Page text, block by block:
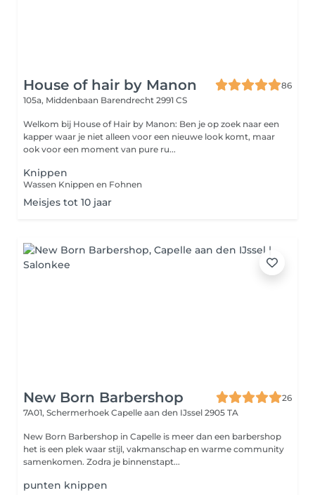
House of hair by Manon
86
105a, Middenbaan Barendrecht 2991 CS
Welkom bij House of Hair by Manon: Ben je op zoek naar een
kapper waar je niet alleen voor een nieuwe look komt, maar
ook voor een moment van pure ru...
Knippen
Wassen Knippen en Fohnen
Meisjes tot 10 jaar
New Born Barbershop
26
7A01, Schermerhoek Capelle aan den IJssel 2905 TA
New Born Barbershop in Capelle is meer dan een barbershop
het is een plek waar stijl, vakmanschap en warme community
samenkomen. Zodra je binnenstapt...
punten knippen